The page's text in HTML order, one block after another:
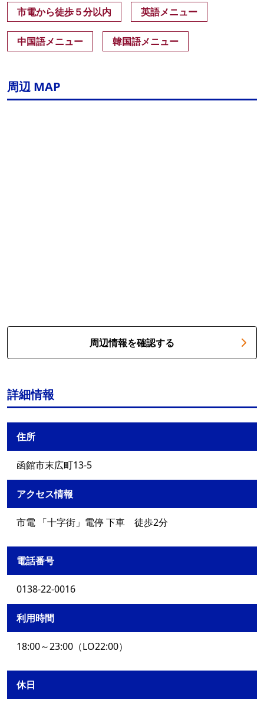
市電から徒歩５分以内 英語メニュー
中国語メニュー 韓国語メニュー
周辺 MAP
周辺情報を確認する
詳細情報
住所
函館市末広町13-5
アクセス情報
市電 「十字街」電停 下車 徒歩2分
電話番号
0138-22-0016
利用時間
18:00～23:00（LO22:00）
休日